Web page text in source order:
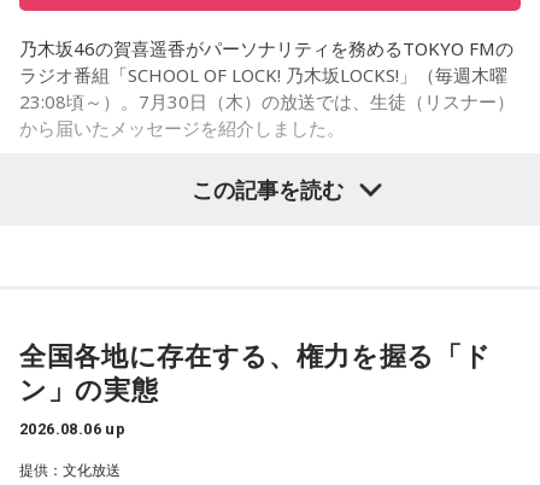
を招いた体験会が行われており、馬に乗ることで身体を自然
に動かすきっかけになったり、高い視点から景色を見ること
で自信や自己肯定感につながったりする姿を目にしていたと
いう。
今回の訪問を通じて、馬が競技や競走だけではなく、さまざ
乃木坂46の賀喜遥香がパーソナリティを務めるTOKYO FMの
ラジオ番組「SCHOOL OF LOCK! 乃木坂LOCKS!」（毎週木曜
23:08頃～）。7月30日（木）の放送では、生徒（リスナー）
から届いたメッセージを紹介しました。
ごくうれしかったし、かわいい遥香先生も、かっこいい遥香
先生もたくさん観ることができて、大満足のライブでした！
アンコールのときに披露していた『551蓬莱』のCMのモノマ
ネも関西ならではで、私も昔から観ていたので、とても楽し
この記事を読む
全国各地に存在する、権力を握る「ド
ン」の実態
2026.08.06 up
提供：文化放送